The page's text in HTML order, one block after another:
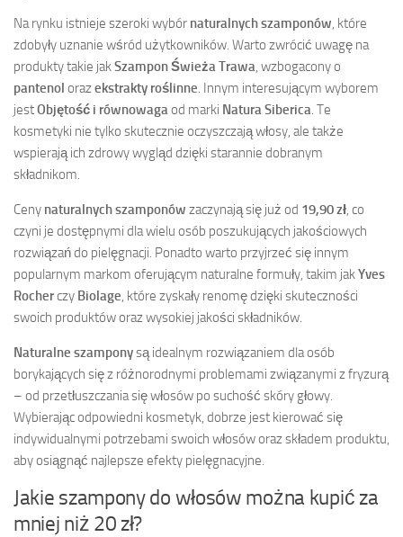
Na rynku istnieje szeroki wybór naturalnych szamponów, które
zdobyły uznanie wśród użytkowników. Warto zwrócić uwagę na
produkty takie jakSzampon Świeża Trawa, wzbogacony o
pantenol orazekstrakty roślinne. Innym interesującym wyborem
jestObjętość i równowagaod marki Natura Siberica. Te
kosmetyki nie tylko skutecznie oczyszczają włosy, ale także
wspierają ich zdrowy wygląd dzięki starannie dobranym
składnikom.
Ceny naturalnych szamponów zaczynają się już od 19,90 zł, co
czyni je dostępnymi dla wielu osób poszukujących jakościowych
rozwiązań do pielęgnacji. Ponadto warto przyjrzeć się innym
popularnym markom oferującym naturalne formuły, takim jakYves
Rocherczy Biolage, które zyskały renomę dzięki skuteczności
swoich produktów oraz wysokiej jakości składników.
Naturalne szamponysą idealnym rozwiązaniem dla osób
borykających się z różnorodnymi problemami związanymi z fryzurą
– od przetłuszczania się włosów po suchość skóry głowy.
Wybierając odpowiedni kosmetyk, dobrze jest kierować się
indywidualnymi potrzebami swoich włosów oraz składem produktu,
aby osiągnąć najlepsze efekty pielęgnacyjne.
Jakie szampony do włosów można kupić za
mniej niż 20 zł?